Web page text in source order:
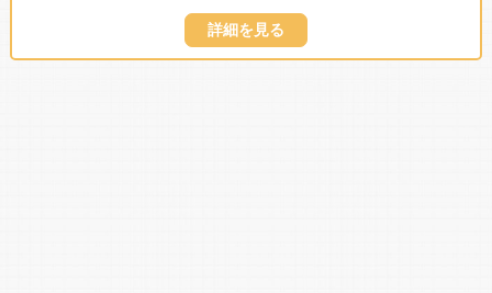
詳細を見る